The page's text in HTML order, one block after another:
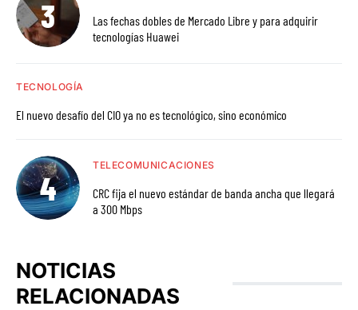
Las fechas dobles de Mercado Libre y para adquirir
tecnologías Huawei
TECNOLOGÍA
El nuevo desafío del CIO ya no es tecnológico, sino económico
TELECOMUNICACIONES
CRC fija el nuevo estándar de banda ancha que llegará
a 300 Mbps
NOTICIAS
RELACIONADAS